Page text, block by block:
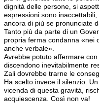
dignità delle persone, si
espressioni sono
ancora di più se pronunciate
Tanto più da parte di un
propria ferma condanna «nei
anche verbale».
Avrebbe potuto affermare
discendono inevitabilmente
Zali dovrebbe trarne le
Ha scelto invece il silenzio.
vicenda di questa gravità,
acquiescenza. Così non va!